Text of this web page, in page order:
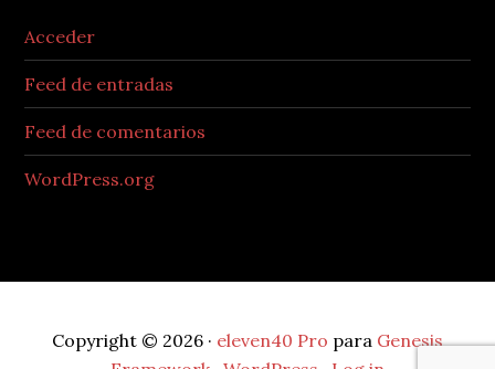
Acceder
Feed de entradas
Feed de comentarios
WordPress.org
Copyright © 2026 · eleven40 Pro para Genesis